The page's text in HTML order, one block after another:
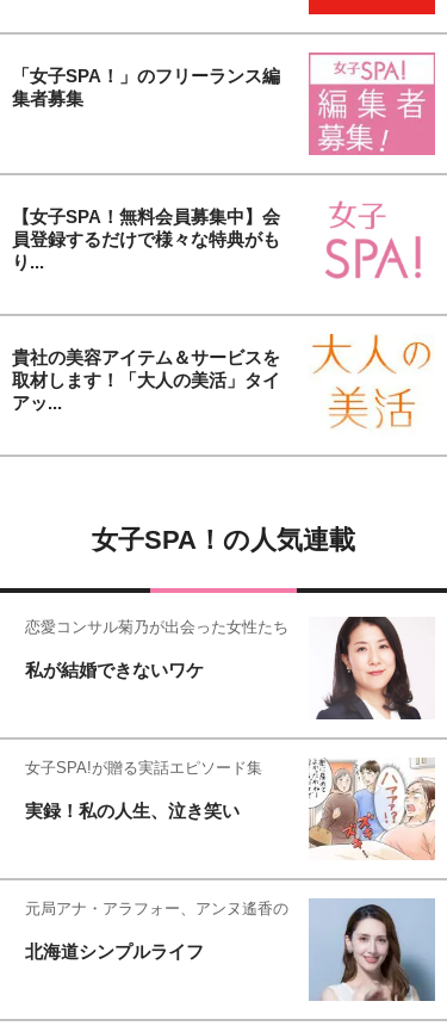
「女子SPA！」のフリーランス編
集者募集
【女子SPA！無料会員募集中】会
員登録するだけで様々な特典がも
り...
貴社の美容アイテム＆サービスを
取材します！「大人の美活」タイ
アッ...
女子SPA！の人気連載
恋愛コンサル菊乃が出会った女性たち
私が結婚できないワケ
女子SPA!が贈る実話エピソード集
実録！私の人生、泣き笑い
元局アナ・アラフォー、アンヌ遙香の
北海道シンプルライフ